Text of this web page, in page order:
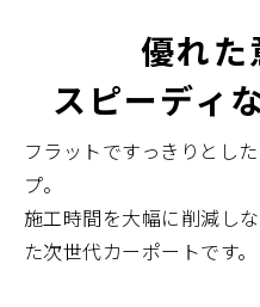
優れた
スピーディ
フラットですっきりとし
プ。
施工時間を大幅に削減し
た次世代カーポートです。